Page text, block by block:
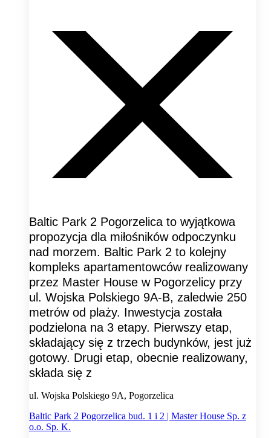
Baltic Park 2 Pogorzelica to wyjątkowa
propozycja dla miłośników odpoczynku
nad morzem. Baltic Park 2 to kolejny
kompleks apartamentowców realizowany
przez Master House w Pogorzelicy przy
ul. Wojska Polskiego 9A-B, zaledwie 250
metrów od plaży. Inwestycja została
podzielona na 3 etapy. Pierwszy etap,
składający się z trzech budynków, jest już
gotowy. Drugi etap, obecnie realizowany,
składa się z
ul. Wojska Polskiego 9A, Pogorzelica
Baltic Park 2 Pogorzelica bud. 1 i 2 | Master House Sp. z
o.o. Sp. K.